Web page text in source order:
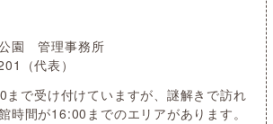
園 管理事務所
（代表）
まで受け付けていますが、謎解きで訪れ
時間が16:00までのエリアがあります。